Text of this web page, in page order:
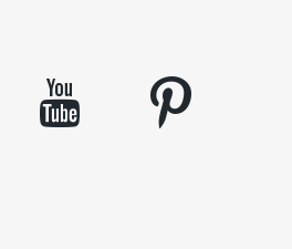
youtube
pinterest